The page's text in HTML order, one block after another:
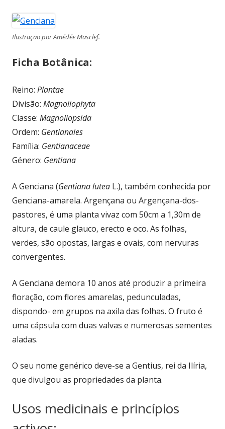
Ilustração por Amédée Masclef.
Ficha Botânica:
Reino: Plantae
Divisão: Magnoliophyta
Classe: Magnoliopsida
Ordem: Gentianales
Família: Gentianaceae
Género: Gentiana
A Genciana (Gentiana lutea L.), também conhecida por
Genciana-amarela. Argençana ou Argençana-dos-
pastores, é uma planta vivaz com 50cm a 1,30m de
altura, de caule glauco, erecto e oco. As folhas,
verdes, são opostas, largas e ovais, com nervuras
convergentes.
A Genciana demora 10 anos até produzir a primeira
floração, com flores amarelas, pedunculadas,
dispondo- em grupos na axila das folhas. O fruto é
uma cápsula com duas valvas e numerosas sementes
aladas.
O seu nome genérico deve-se a Gentius, rei da Ilíria,
que divulgou as propriedades da planta.
Usos medicinais e princípios